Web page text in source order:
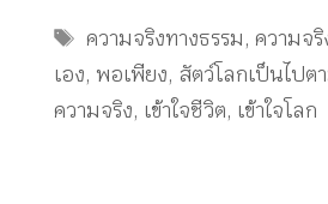
Tags
ความจริงทางธรรม,ความจริ
เอง, พอเพียง, สัตว์โลกเป็นไปต
ความจริง, เข้าใจชีวิต, เข้าใจโลก